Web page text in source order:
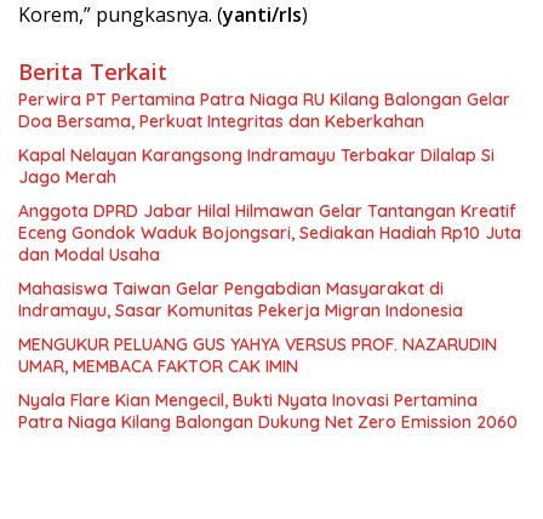
Korem,” pungkasnya. (yanti/rls)
Berita Terkait
Perwira PT Pertamina Patra Niaga RU Kilang Balongan Gelar
Doa Bersama, Perkuat Integritas dan Keberkahan
Kapal Nelayan Karangsong Indramayu Terbakar Dilalap Si
Jago Merah
Anggota DPRD Jabar Hilal Hilmawan Gelar Tantangan Kreatif
Eceng Gondok Waduk Bojongsari, Sediakan Hadiah Rp10 Juta
dan Modal Usaha
Mahasiswa Taiwan Gelar Pengabdian Masyarakat di
Indramayu, Sasar Komunitas Pekerja Migran Indonesia
MENGUKUR PELUANG GUS YAHYA VERSUS PROF. NAZARUDIN
UMAR, MEMBACA FAKTOR CAK IMIN
Nyala Flare Kian Mengecil, Bukti Nyata Inovasi Pertamina
Patra Niaga Kilang Balongan Dukung Net Zero Emission 2060